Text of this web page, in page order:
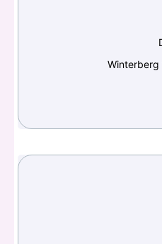
Winterberg